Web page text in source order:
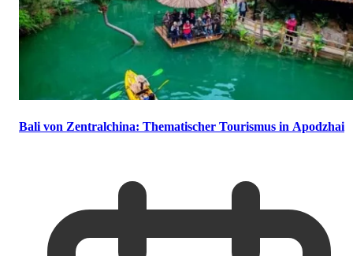
Bali von Zentralchina: Thematischer Tourismus in Apodzhai